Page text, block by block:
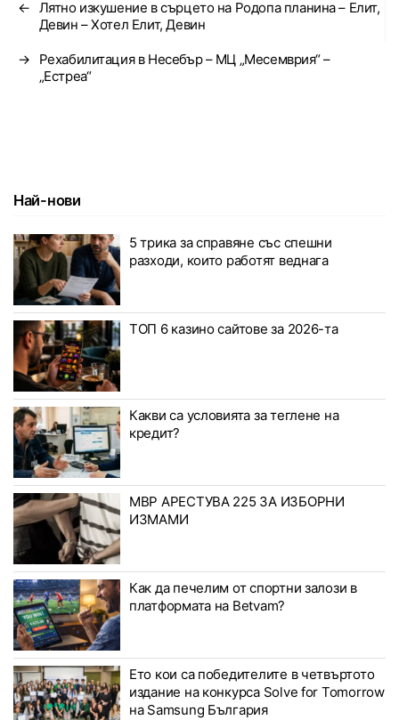
← Лятно изкушение в сърцето на Родопа планина – Елит,
Девин – Хотел Елит, Девин
→
Рехабилитация в Несебър – МЦ „Месемврия“ –
„Естреа“
Най-нови
5 трика за справяне със спешни
разходи, които работят веднага
ТОП 6 казино сайтове за 2026-та
Какви са условията за теглене на
кредит?
МВР АРЕСТУВА 225 ЗА ИЗБОРНИ
ИЗМАМИ
Как да печелим от спортни залози в
платформата на Betvam?
Ето кои са победителите в четвъртото
издание на конкурса Solve for Tomorrow
на Samsung България